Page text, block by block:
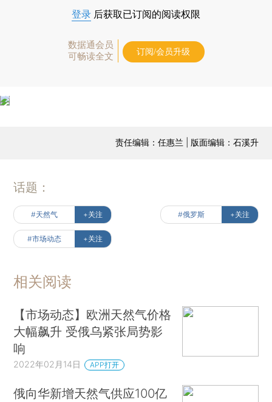
登录 后获取已订阅的阅读权限
数据通会员
可畅读全文
订阅/会员升级
责任编辑：任惠兰 | 版面编辑：石溪升
话题：
#天然气 +关注 #俄罗斯 +关注
#市场动态 +关注
相关阅读
【市场动态】欧洲天然气价格
大幅飙升 受俄乌紧张局势影
响
2022年02月14日 APP打开
俄向华新增天然气供应100亿